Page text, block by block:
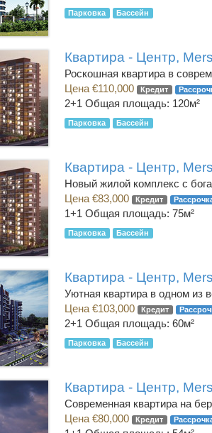
Парковка Бассейн
Квартира - Центр,
Роскошная квартира в
Цена €110,000
Кредит
2+1 Общая площадь: 120м²
Парковка Бассейн
Квартира - Центр,
Новый жилой комплекс с
Цена €83,000
Кредит
1+1 Общая площадь: 75м²
Парковка Бассейн
Квартира - Центр,
Уютная квартира в одном из
Цена €103,000
Кредит
2+1 Общая площадь: 60м²
Парковка Бассейн
Квартира - Центр,
Современная квартира на
Цена €80,000
Кредит